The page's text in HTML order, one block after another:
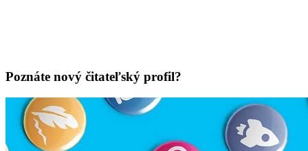
Poznáte nový čitateľský profil?